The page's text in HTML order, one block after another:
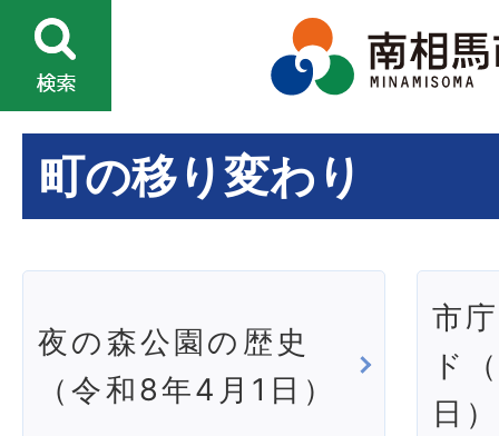
町の移り変わり
夜の森公園の歴史
（令和8年4月1日）
市
ド
日）